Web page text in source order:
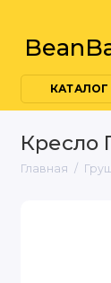
КАТАЛОГ
Кресло
Главная